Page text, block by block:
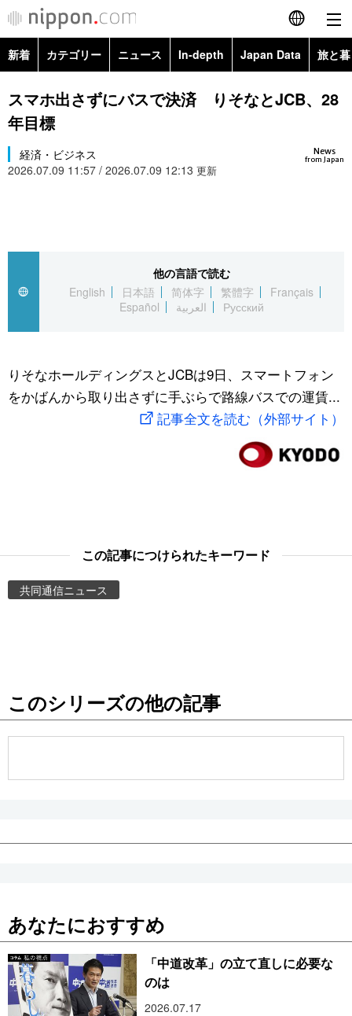
English
简体字
Русский
カテゴリー
国際
社会
文化
アーカイブ
Japan Data
旅と暮らし
動画/Live
Images
People
公式SNS
新着 カテゴリー ニュース In-depth Japan Data 旅と
政治・外交
経済・ビジネス
国際・海外
文化
科学・技術
暮らし
スポーツ・東京2020
Topics
スマホ出さずにバスで決済 りそなとJCB、28
年目標
News
from Japan
経済・ビジネス
2026.07.09 11:57 / 2026.07.09 12:13 更新
他の言語で読む
English
日本語 简体字 繁體字
Français
Español
العربية Русский
りそなホールディングスとJCBは9日、スマートフォン
をかばんから取り出さずに手ぶらで路線バスでの運賃...
記事全文を読む（外部サイト）
この記事につけられたキーワード
共同通信ニュース
このシリーズの他の記事
あなたにおすすめ
「中道改革」の立て直しに必要な
のは
2026.07.17